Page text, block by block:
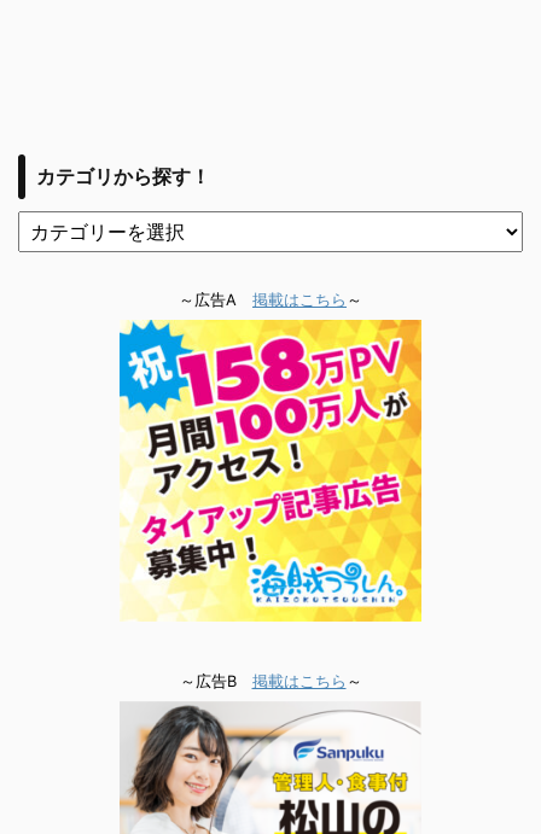
カテゴリから探す！
～広告A 掲載はこちら ～
～広告B 掲載はこちら ～